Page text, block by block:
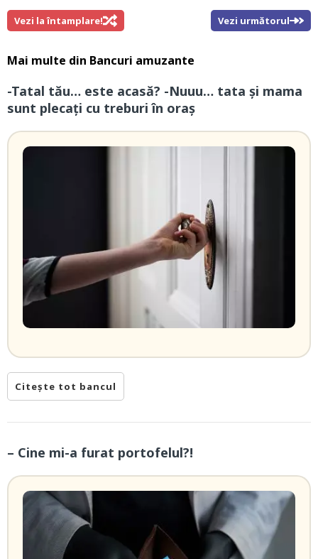
Vezi la întamplare! Vezi următorul
Mai multe din Bancuri amuzante
-Tatal tău… este acasă? -Nuuu… tata și mama
sunt plecați cu treburi în oraș
Citește tot bancul
– Cine mi-a furat portofelul?!